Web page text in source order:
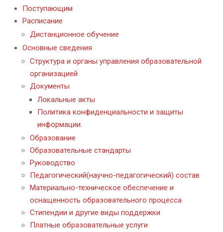
Поступающим
Расписание
Дистанционное обучение
Основные сведения
Структура и органы управления образовательной
организацией
Документы
Локальные акты
Политика конфиденциальности и защиты
информации.
Образование
Образовательные стандарты
Руководство
Педагогический(научно-педагогический) состав
Материально-техническое обеспечение и
оснащенность образовательного процесса
Стипендии и другие виды поддержки
Платные образовательные услуги